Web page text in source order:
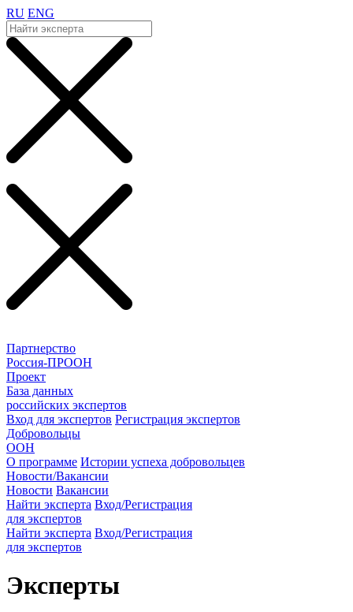
RU ENG
Партнерство
Россия-ПРООН
Проект
База данных
российских экспертов
Вход для экспертов Регистрация экспертов
Добровольцы
ООН
О программе Истории успеха добровольцев
Новости/Вакансии
Новости Вакансии
Найти эксперта Вход/Регистрация
для экспертов
Найти эксперта Вход/Регистрация
для экспертов
Эксперты